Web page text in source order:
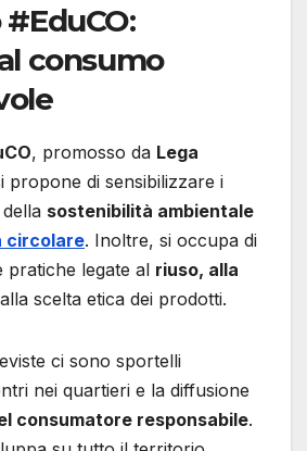
consumo
, promosso da Lega
propone di sensibilizzare i
sostenibilità ambientale
circolare. Inoltre, si occupa di
pratiche legate al riuso, alla
scelta etica dei prodotti.
ci sono sportelli
nei quartieri e la diffusione
consumatore responsabile.